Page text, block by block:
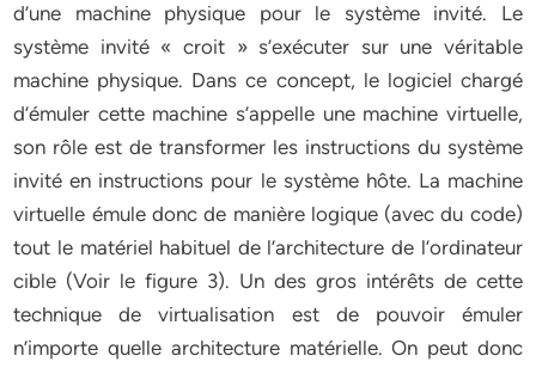
d’une machine physique pour le système invité. Le
système invité « croit » s’exécuter sur une véritable
machine physique. Dans ce concept, le logiciel chargé
d’émuler cette machine s’appelle une machine virtuelle,
son rôle est de transformer les instructions du système
invité en instructions pour le système hôte. La machine
virtuelle émule donc de manière logique (avec du code)
tout le matériel habituel de l’architecture de l’ordinateur
cible (Voir le figure 3). Un des gros intérêts de cette
technique de virtualisation est de pouvoir émuler
n’importe quelle architecture matérielle. On peut donc